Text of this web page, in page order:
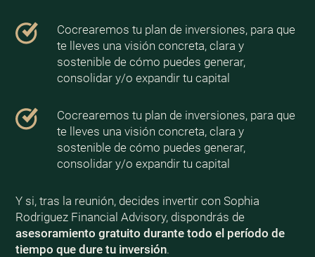
Cocrearemos tu plan de inversiones, para que
te lleves una visión concreta, clara y
sostenible de cómo puedes generar,
consolidar y/o expandir tu capital
Cocrearemos tu plan de inversiones, para que
te lleves una visión concreta, clara y
sostenible de cómo puedes generar,
consolidar y/o expandir tu capital
Y si, tras la reunión, decides invertir con Sophia
Rodriguez Financial Advisory, dispondrás de
asesoramiento gratuito durante todo el período de
tiempo que dure tu inversión.